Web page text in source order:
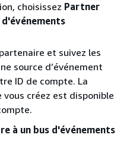
choisissez Partner
et suivez les
source d’événement
ID de compte. La
vous créez est disponible
à un bus d'événements